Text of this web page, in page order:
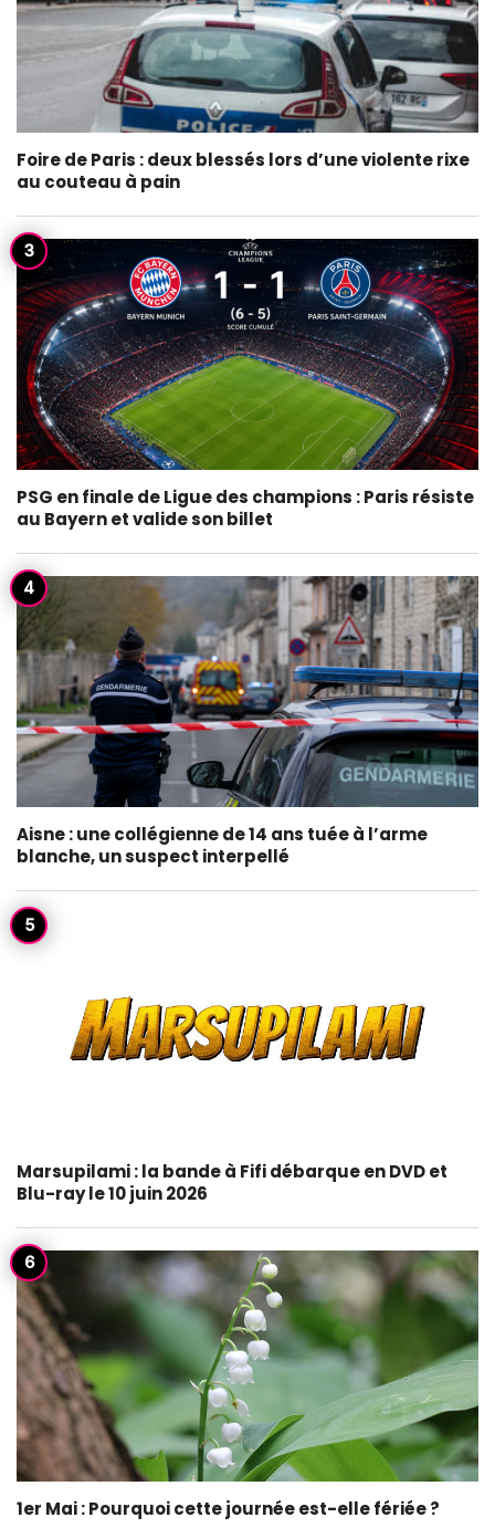
Foire de Paris : deux blessés lors d’une violente rixe
au couteau à pain
PSG en finale de Ligue des champions : Paris résiste
au Bayern et valide son billet
Aisne : une collégienne de 14 ans tuée à l’arme
blanche, un suspect interpellé
Marsupilami : la bande à Fifi débarque en DVD et
Blu-ray le 10 juin 2026
1er Mai : Pourquoi cette journée est-elle fériée ?